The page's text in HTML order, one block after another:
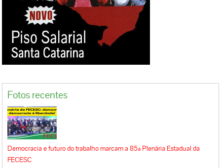
Fotos recentes
Democracia e futuro do trabalho marcam a 85ª Plenária Estadual da
FECESC